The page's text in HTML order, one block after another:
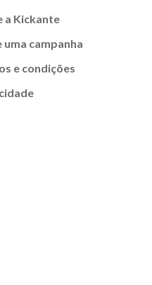
a Kickante
uma campanha
e condições